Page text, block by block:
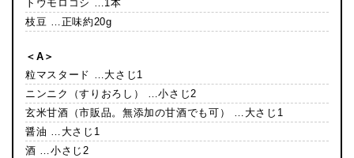
トウモロコシ …1本
枝豆 …正味約20g
＜A＞
粒マスタード …大さじ1
ニンニク（すりおろし） …小さじ2
玄米甘酒（市販品。無添加の甘酒でも可） …大さじ1
醤油 …大さじ1
酒 …小さじ2